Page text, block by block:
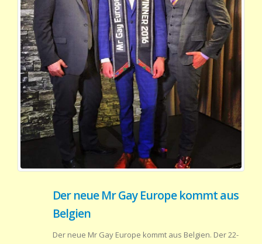
Der neue Mr Gay Europe kommt aus
Belgien
Der neue Mr Gay Europe kommt aus Belgien. Der 22-